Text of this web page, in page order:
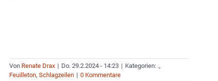
Von Renate Drax | Do. 29.2.2024 - 14:23 | Kategorien: .,
Feuilleton, Schlagzeilen | 0 Kommentare